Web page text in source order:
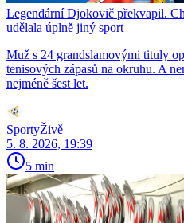
Legendární Djokovič překvapil.
udělala úplně jiný sport
Muž s 24 grandslamovými tituly
tenisových zápasů na okruhu. A
nejméně šest let.
SportyŽivě
5. 8. 2026, 19:39
5 min